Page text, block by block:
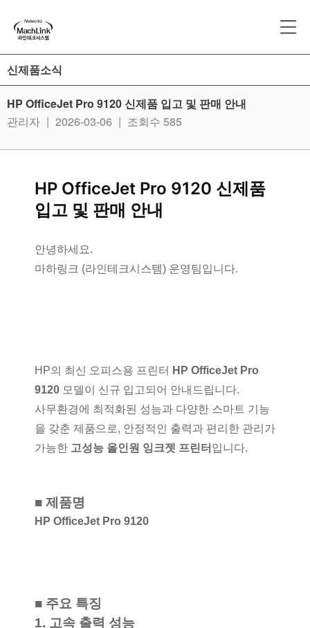
신제품소식
HP OfficeJet Pro 9120 신제품 입고 및 판매 안내
관리자 | 2026-03-06 | 조회수 585
HP OfficeJet Pro 9120 신제품
입고 및 판매 안내
안녕하세요.
마하링크 (라인테크시스템) 운영팀입니다.
HP의 최신 오피스용 프린터 HP OfficeJet Pro
9120 모델이 신규 입고되어 안내드립니다.
사무환경에 최적화된 성능과 다양한 스마트 기능
을 갖춘 제품으로, 안정적인 출력과 편리한 관리가
가능한 고성능 올인원 잉크젯 프린터 입니다.
■ 제품명
HP OfficeJet Pro 9120
■ 주요 특징
1. 고속 출력 성능